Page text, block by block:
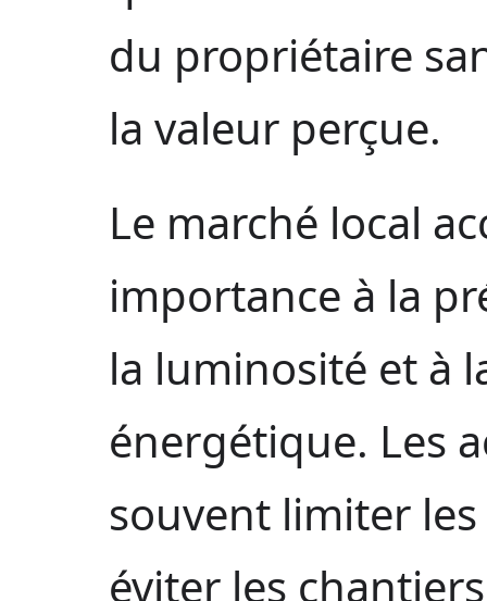
du propriétaire
la valeur perçue.
Le marché local
importance à la
la luminosité et à
énergétique. Les
souvent limiter
éviter les